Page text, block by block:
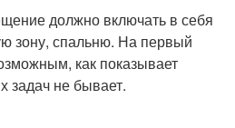
должно включать в себя
зону, спальню. На первый
как показывает
задач не бывает.